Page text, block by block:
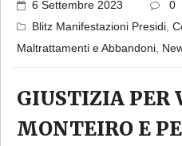
6 Settembre 2023
0
Blitz Manifestazioni Presidi
Maltrattamenti e Abbandoni
GIUSTIZIA PER
MONTEIRO E